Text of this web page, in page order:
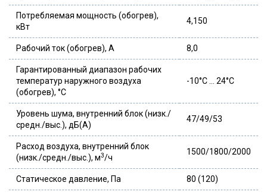
Потребляемая мощность (обогрев),
кВт
4,150
Рабочий ток (обогрев), А 8,0
Гарантированный диапазон рабочих
температур наружного воздуха
(обогрев), °С
-10°C … 24°C
Уровень шума, внутренний блок (низк./
средн./выс.), дБ(А)
47/49/53
Расход воздуха, внутренний блок
(низк./средн./выс.), м3/ч
1500/1800/2000
Статическое давление, Па 80 (120)